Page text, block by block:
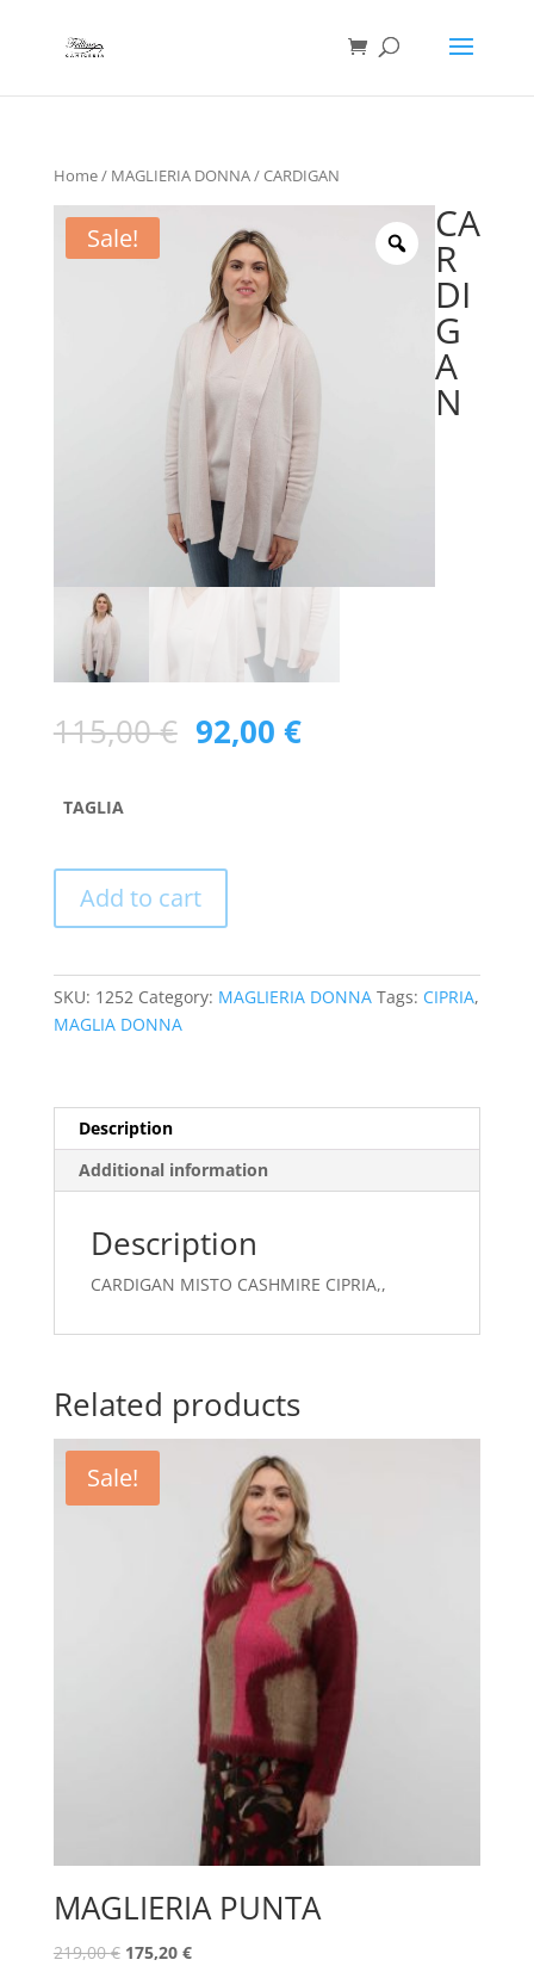
Home/ MAGLIERIA DONNA/ CARDIGAN
Sale! CA
R
DI
G
A
N
115,00€ 92,00 €
TAGLIA
Add to cart
SKU: 1252 Category: MAGLIERIA DONNA Tags: CIPRIA,
MAGLIA DONNA
Description
Additional information
Description
CARDIGAN MISTO CASHMIRE CIPRIA,,
Related products
Sale!
MAGLIERIA PUNTA
219,00€ 175,20 €